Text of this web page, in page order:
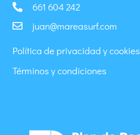
661 604 242
juan@mareasurf.com
Política de privacidad y cookies
Términos y condiciones